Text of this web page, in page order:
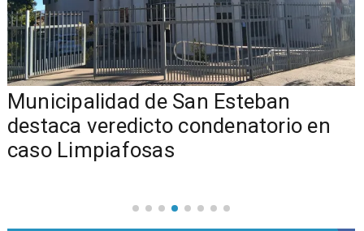
Municipalidad de San Esteban
destaca veredicto condenatorio en
caso Limpiafosas